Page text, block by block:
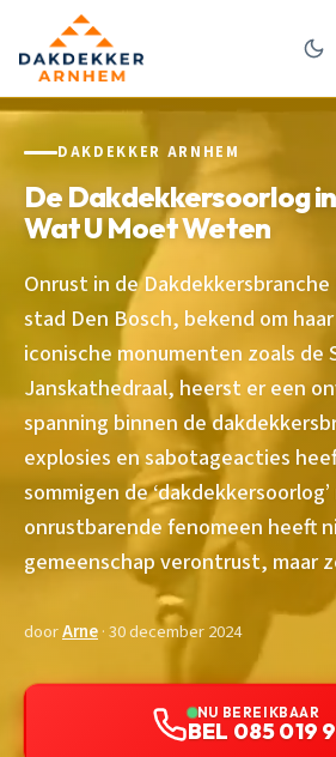
DAKDEKKER ARNHEM
De Dakdekkersoorlog
Wat U Moet Weten
Onrust in de
stad Den Bosch, bekend om
iconische monumenten zoals de
Janskathedraal, heerst er een
spanning binnen de
explosies en sabotageacties
sommigen de
onrustbarende fenomeen heeft
gemeenschap verontrust, maar
doorArne· 30 december 2024
NU BEREIKBAAR
BEL 085 019